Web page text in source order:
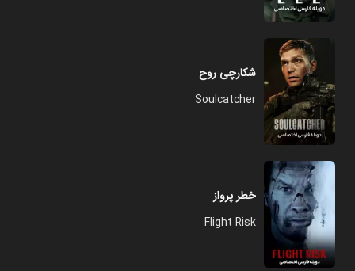
شکارچی روح
Soulcatcher
خطر پرواز
Flight Risk